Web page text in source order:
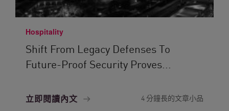
Hospitality
Shift From Legacy Defenses To
Future-Proof Security Proves...
立即閱讀內文 4 分鐘長的文章小品